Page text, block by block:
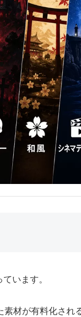
います。
素材が有料化され